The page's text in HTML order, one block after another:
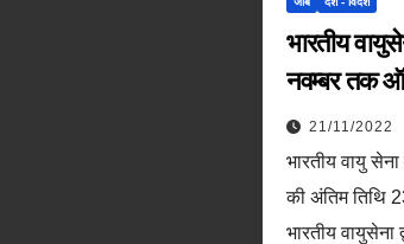
भारतीय
नवम्बर तक
21/11/2022
भारतीय वायु
की अंतिम तिथि
भारतीय वायुसेना